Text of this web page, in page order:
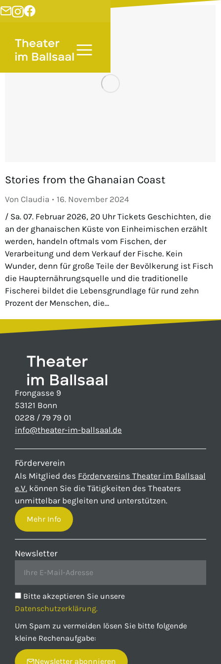
Stories from the Ghanaian Coast
Von Claudia
16. November 2024
/ Sa. 07. Februar 2026, 20 Uhr Tickets Geschichten, die
an der ghanaischen Küste von Einheimischen erzählt
werden, handeln oftmals vom Fischen, der
Verarbeitung und dem Verkauf der Fische. Kein
Wunder, denn für große Teile der Bevölkerung ist Fisch
die Haupternährungsquelle und die traditionelle
Fischerei bildet die Lebensgrundlage für rund zehn
Prozent der Menschen, die…
Frongasse 9
53121 Bonn
0228 / 79 79 01
info@theater-im-ballsaal.de
Förderverein
Als Mitglied des Fördervereins Theater im Ballsaal
e.V. können Sie die Tätigkeiten des Theaters
unmittelbar begleiten und unterstützen.
Mehr Info
Newsletter
Bitte akzeptieren Sie unsere
Datenschutzerklärung.
Um Spam zu vermeiden lösen Sie bitte folgende
kleine Rechenaufgabe:
Newsletter abonnieren